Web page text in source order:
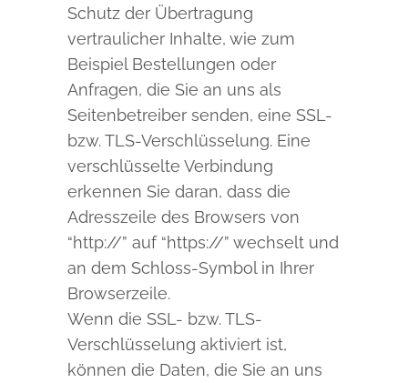
Schutz der Übertragung
vertraulicher Inhalte, wie zum
Beispiel Bestellungen oder
Anfragen, die Sie an uns als
Seitenbetreiber senden, eine SSL-
bzw. TLS-Verschlüsselung. Eine
verschlüsselte Verbindung
erkennen Sie daran, dass die
Adresszeile des Browsers von
“http://” auf “https://” wechselt und
an dem Schloss-Symbol in Ihrer
Browserzeile.
Wenn die SSL- bzw. TLS-
Verschlüsselung aktiviert ist,
können die Daten, die Sie an uns